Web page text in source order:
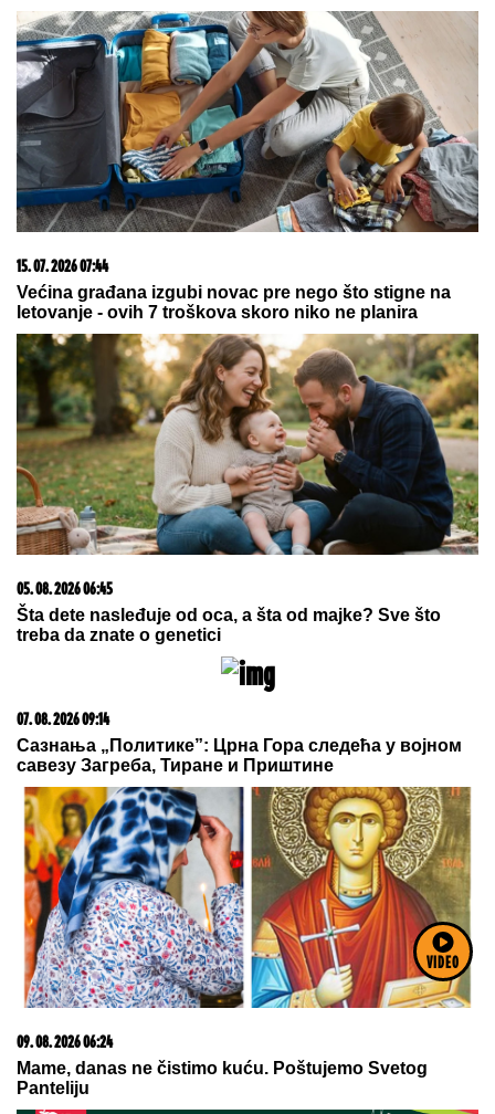
VIDEO
15. 07. 2026 07:44
Većina građana izgubi novac pre nego što stigne na
letovanje - ovih 7 troškova skoro niko ne planira
05. 08. 2026 06:45
Šta dete nasleđuje od oca, a šta od majke? Sve što
treba da znate o genetici
07. 08. 2026 09:14
Сазнања „Политике”: Црна Гора следећа у војном
савезу Загреба, Тиране и Приштине
09. 08. 2026 06:24
Mame, danas ne čistimo kuću. Poštujemo Svetog
Panteliju